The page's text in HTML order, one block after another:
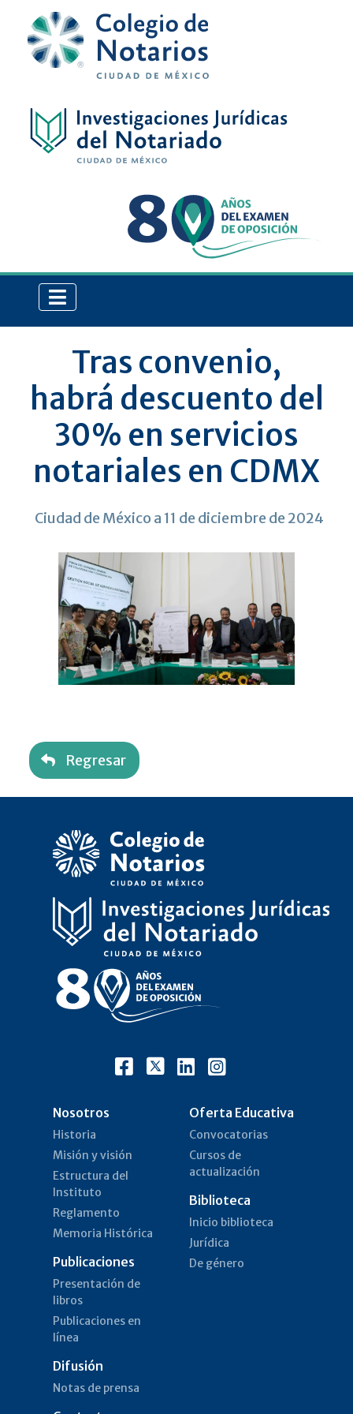
Tras convenio,
habrá descuento del
30% en servicios
notariales en CDMX
Ciudad de México a 11 de diciembre de 2024
Regresar
Nosotros
Historia
Misión y visión
Estructura del
Instituto
Reglamento
Memoria Histórica
Publicaciones
Presentación de
libros
Publicaciones en
línea
Oferta Educativa
Convocatorias
Cursos de
actualización
Biblioteca
Inicio biblioteca
Jurídica
De género
Difusión
Notas de prensa